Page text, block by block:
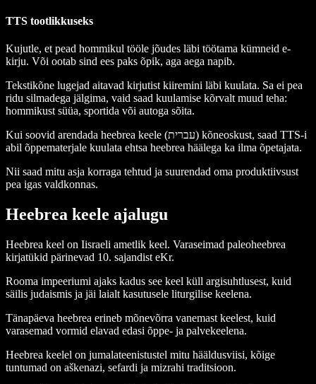
TTS tootlikkuseks
Kujutle, et pead hommikul tööle jõudes läbi töötama kümneid e-
kirju. Või ootab sind ees paks õpik, aga aega napib.
Tekstikõne lugejad aitavad kirjutist kiiremini läbi kuulata. Sa ei pea
ridu silmadega jälgima, vaid saad kuulamise kõrvalt muud teha:
hommikust süüa, sportida või autoga sõita.
Kui soovid arendada heebrea keele (עברית) kõneoskust, saad TTS-i
abil õppematerjale kuulata ehtsa heebrea häälega ka ilma õpetajata.
Nii saad mitu asja korraga tehtud ja suurendad oma produktiivsust
pea igas valdkonnas.
Heebrea keele ajalugu
Heebrea keel on Iisraeli ametlik keel. Varaseimad paleoheebrea
kirjatükid pärinevad 10. sajandist eKr.
Rooma impeeriumi ajaks kadus see keel küll argisuhtlusest, kuid
säilis judaismis ja jäi laialt kasutusele liturgilise keelena.
Tänapäeva heebrea erineb mõnevõrra vanemast keelest, kuid
varasemad vormid elavad edasi õppe- ja palvekeelena.
Heebrea keelel on jumalateenistustel mitu hääldusviisi, kõige
tuntumad on aškenazi, sefardi ja mizrahi traditsioon.